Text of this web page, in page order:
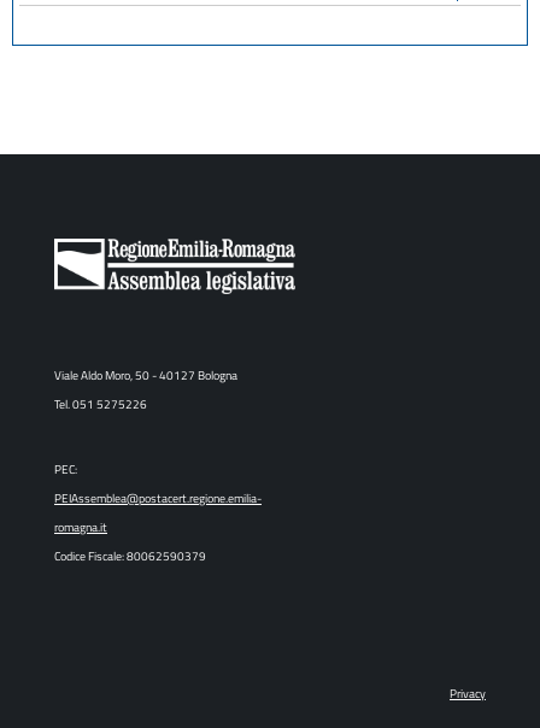
Viale Aldo Moro, 50 - 40127 Bologna
Tel. 051 5275226
PEC:
PEIAssemblea@postacert.regione.emilia-
romagna.it
Codice Fiscale: 80062590379
Privacy